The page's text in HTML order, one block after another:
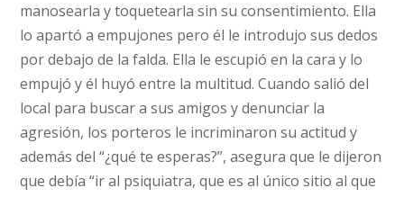
manosearla y toquetearla sin su consentimiento. Ella
lo apartó a empujones pero él le introdujo sus dedos
por debajo de la falda. Ella le escupió en la cara y lo
empujó y él huyó entre la multitud. Cuando salió del
local para buscar a sus amigos y denunciar la
agresión, los porteros le incriminaron su actitud y
además del “¿qué te esperas?”, asegura que le dijeron
que debía “ir al psiquiatra, que es al único sitio al que